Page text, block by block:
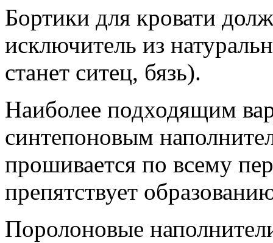
Бортики для кровати
исключитель из
станет ситец, бязь).
Наиболее подходящим
синтепоновым
прошивается по всему
препятствует
Поролоновые